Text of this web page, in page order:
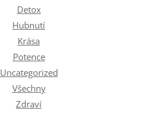
Detox
Hubnutí
Krása
Potence
Uncategorized
Všechny
Zdraví